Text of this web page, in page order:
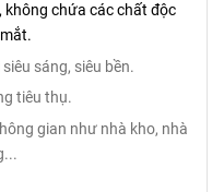
chứa các chất độc
sáng, siêu bền.
tiêu thụ.
gian như nhà kho, nhà